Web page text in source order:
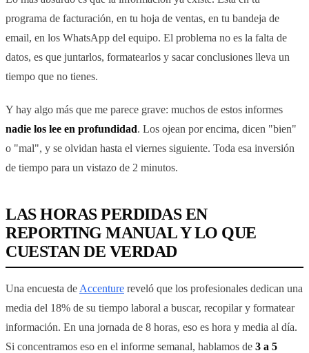
programa de facturación, en tu hoja de ventas, en tu bandeja de
email, en los WhatsApp del equipo. El problema no es la falta de
datos, es que juntarlos, formatearlos y sacar conclusiones lleva un
tiempo que no tienes.
Y hay algo más que me parece grave: muchos de estos informes
nadie los lee en profundidad. Los ojean por encima, dicen "bien"
o "mal", y se olvidan hasta el viernes siguiente. Toda esa inversión
de tiempo para un vistazo de 2 minutos.
LAS HORAS PERDIDAS EN
REPORTING MANUAL Y LO QUE
CUESTAN DE VERDAD
Una encuesta de Accenture reveló que los profesionales dedican una
media del 18% de su tiempo laboral a buscar, recopilar y formatear
información. En una jornada de 8 horas, eso es hora y media al día.
Si concentramos eso en el informe semanal, hablamos de 3 a 5